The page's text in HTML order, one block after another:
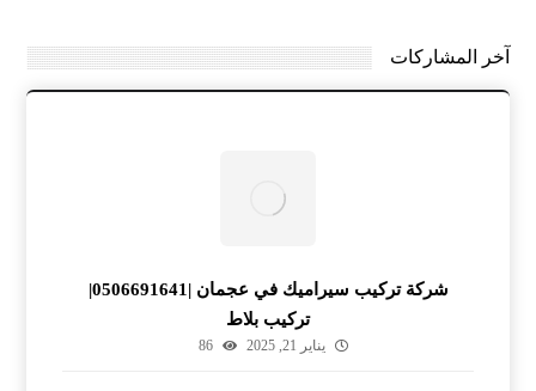
آخر المشاركات
شركة تركيب سيراميك في عجمان |0506691641|
تركيب بلاط
يناير 21, 2025 86